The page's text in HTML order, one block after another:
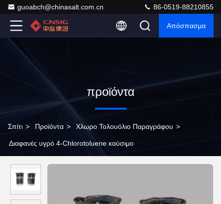
guoabch@chinasalt.com.cn 86-0519-88210855
Απόσπασμα
προϊόντα
Σπίτι > Προϊόντα > Χλωρο Τολουόλιο Παραγράφου >
Διαφανές υγρό 4-Chlorotoluene καύσιμο